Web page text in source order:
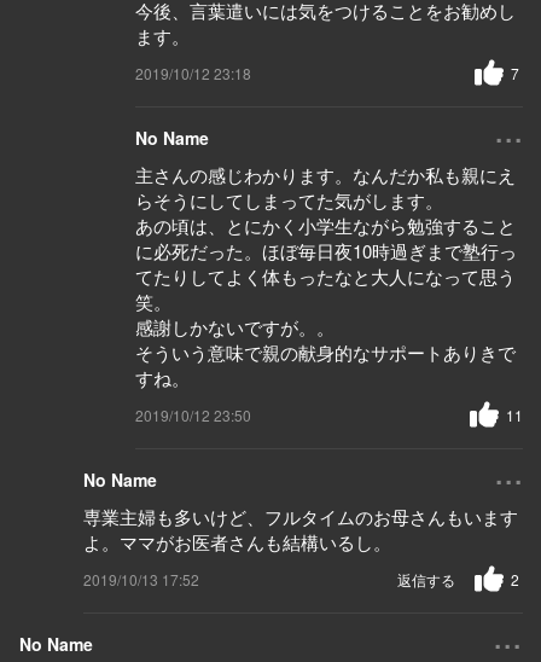
今後、言葉遣いには気をつけることをお勧めし
ます。
2019/10/12 23:18 7
No Name ...
主さんの感じわかります。なんだか私も親にえ
らそうにしてしまってた気がします。
あの頃は、とにかく小学生ながら勉強すること
に必死だった。ほぼ毎日夜10時過ぎまで塾行っ
てたりしてよく体もったなと大人になって思う
笑。
感謝しかないですが。。
そういう意味で親の献身的なサポートありきで
すね。
2019/10/12 23:50 11
No Name ...
専業主婦も多いけど、フルタイムのお母さんもいます
よ。ママがお医者さんも結構いるし。
2019/10/13 17:52 2
返信する
No Name ...